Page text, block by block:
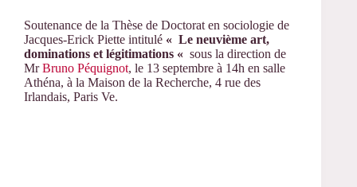
Soutenance de la Thèse de Doctorat en sociologie de
Jacques-Erick Piette intitulé « Le neuvième art,
dominations et légitimations « sous la direction de
MrBruno Péquignot, le 13 septembre à 14h en salle
Athéna, à la Maison de la Recherche, 4 rue des
Irlandais, Paris Ve.